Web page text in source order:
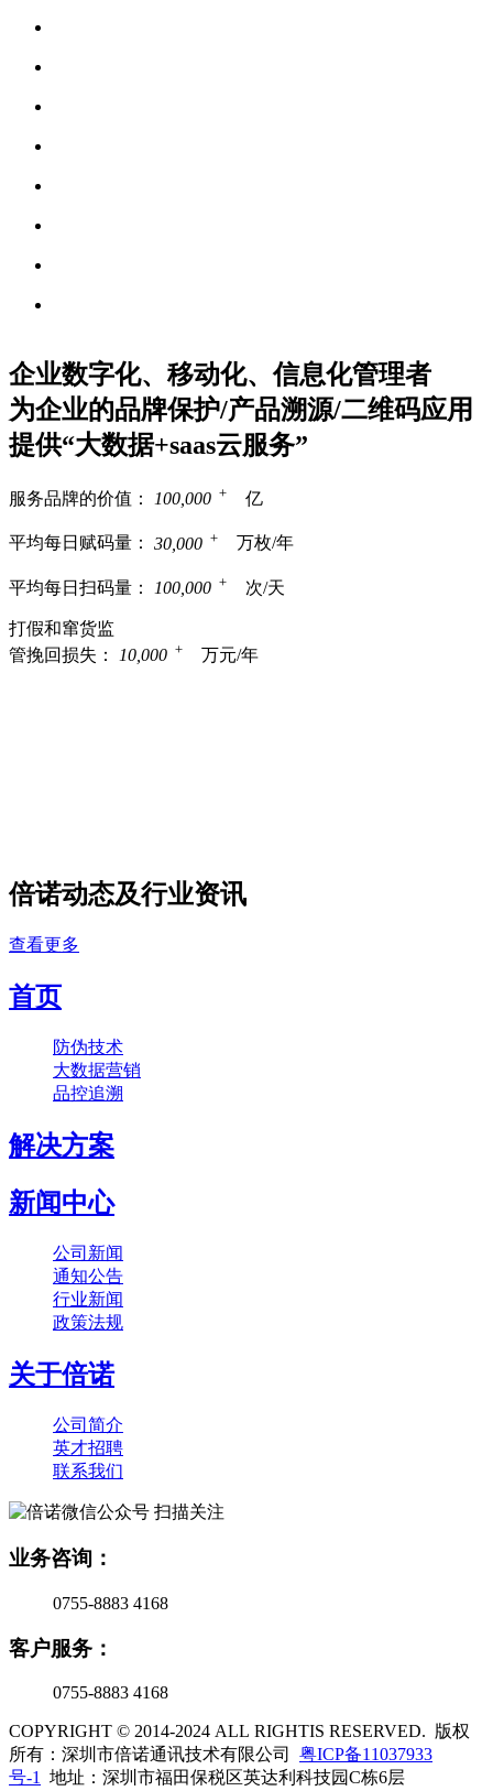
企业数字化、移动化、信息化管理者
为企业的品牌保护/产品溯源/二维码应用
提供“大数据+saas云服务”
服务品牌的价值： 100,000 + 亿
平均每日赋码量： 30,000 + 万枚/年
平均每日扫码量： 100,000 + 次/天
打假和窜货监
管挽回损失：
10,000 + 万元/年
倍诺动态及行业资讯
查看更多
首页
防伪技术
大数据营销
品控追溯
解决方案
新闻中心
公司新闻
通知公告
行业新闻
政策法规
关于倍诺
公司简介
英才招聘
联系我们
扫描关注
业务咨询：
0755-8883 4168
客户服务：
0755-8883 4168
COPYRIGHT © 2014-2024 ALL RIGHTIS RESERVED. 版权
所有：深圳市倍诺通讯技术有限公司 粤ICP备11037933
号-1
地址：深圳市福田保税区英达利科技园C栋6层